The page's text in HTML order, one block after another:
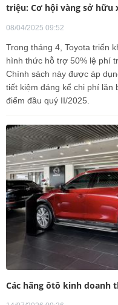
triệu: Cơ hội vàng sở hữu
08/04/2025 09:52
Trong tháng 4, Toyota triển
hình thức hỗ trợ 50% lệ phí
Chính sách này được áp
tiết kiệm đáng kể chi phí lăn
điểm đầu quý II/2025.
Các hãng ôtô kinh doanh